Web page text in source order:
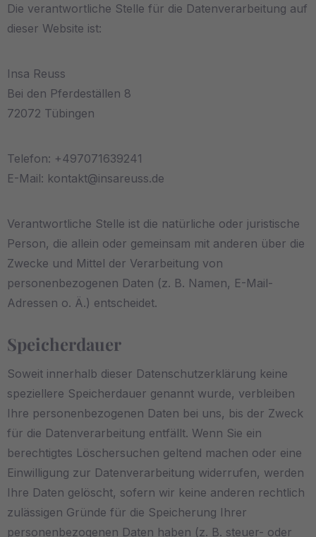
Die verantwortliche Stelle für die Datenverarbeitung auf
dieser Website ist:
Insa Reuss
Bei den Pferdeställen 8
72072 Tübingen
Telefon: +497071639241
E-Mail: kontakt@insareuss.de
Verantwortliche Stelle ist die natürliche oder juristische
Person, die allein oder gemeinsam mit anderen über die
Zwecke und Mittel der Verarbeitung von
personenbezogenen Daten (z. B. Namen, E-Mail-
Adressen o. Ä.) entscheidet.
Speicherdauer
Soweit innerhalb dieser Datenschutzerklärung keine
speziellere Speicherdauer genannt wurde, verbleiben
Ihre personenbezogenen Daten bei uns, bis der Zweck
für die Datenverarbeitung entfällt. Wenn Sie ein
berechtigtes Löschersuchen geltend machen oder eine
Einwilligung zur Datenverarbeitung widerrufen, werden
Ihre Daten gelöscht, sofern wir keine anderen rechtlich
zulässigen Gründe für die Speicherung Ihrer
personenbezogenen Daten haben (z. B. steuer- oder